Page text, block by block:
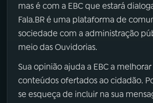
mas é com a EBC que estará
Fala.BR é uma plataforma de
sociedade com a administração
meio das Ouvidorias.
Sua opinião ajuda a EBC a
conteúdos ofertados ao cidadão.
se esqueça de incluir na sua